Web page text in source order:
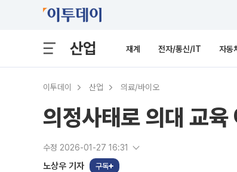
산업 재계 전자/통신/IT 자동
이투데이 산업 의료/바이오
의정사태로 의대 교
수정 2026-01-27 16:31
노상우 기자 구독